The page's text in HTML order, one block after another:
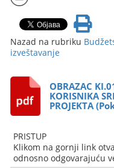
Nazad na rubriku
izveštavanje
OBRAZAC
KORISNIKA
PROJEKTA
PRISTUP
Klikom na gornji link
odnosno odgovarajuću